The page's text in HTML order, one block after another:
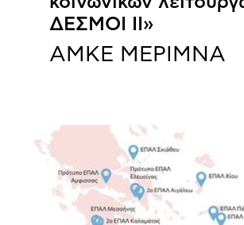
ΔΕΣΜΟΙ ΙΙ»
ΑΜΚΕ ΜΕΡΙΜΝΑ